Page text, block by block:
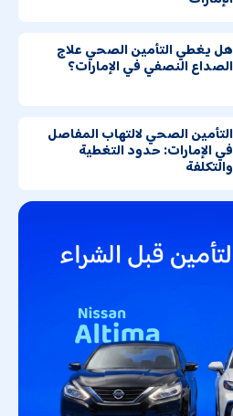
هل يغطي التأمين الصحي علاج
الصداع النصفي في الإمارات؟
التأمين الصحي لالتهاب المفاصل
في الإمارات: حدود التغطية
والتكلفة